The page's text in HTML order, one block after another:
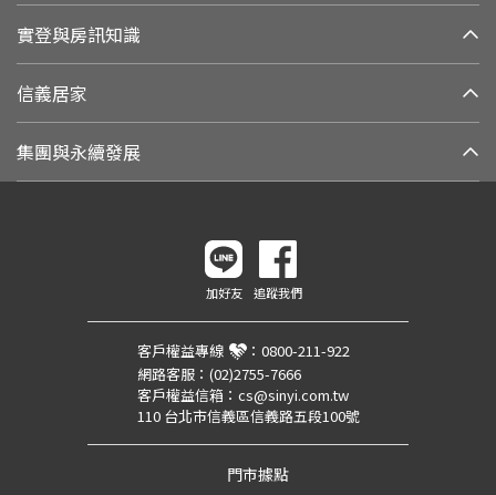
實登與房訊知識
信義居家
集團與永續發展
加好友 追蹤我們
客戶權益專線 ： 0800-211-922
網路客服： (02)2755-7666
客戶權益信箱： cs@sinyi.com.tw
110 台北市信義區信義路五段100號
門市據點